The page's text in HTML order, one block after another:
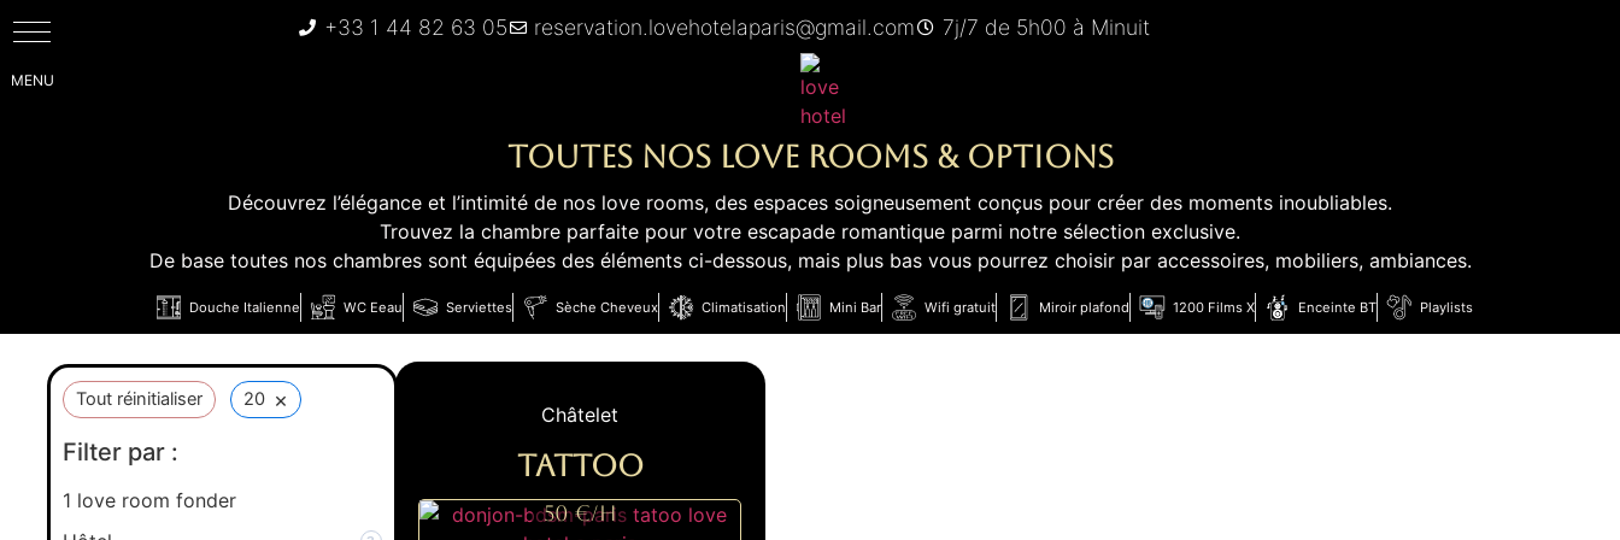
+33 1 44 82 63 05 reservation.lovehotelaparis@gmail.com 7j/7 de 5h00 à Minuit
Toutes nos love rooms & Options
Découvrez l’élégance et l’intimité de nos love rooms, des espaces soigneusement conçus pour créer des moments inoubliables.
Trouvez la chambre parfaite pour votre escapade romantique parmi notre sélection exclusive.
De base toutes nos chambres sont équipées des éléments ci-dessous, mais plus bas vous pourrez choisir par accessoires, mobiliers, ambiances.
Douche Italienne WC Eeau Serviettes Sèche Cheveux Climatisation Mini Bar Wifi gratuit Miroir plafond 1200 Films X Enceinte BT Playlists
Tout réinitialiser 20 ×
Filter par :
1 love room fonder
Châtelet
Tattoo
50 €/H